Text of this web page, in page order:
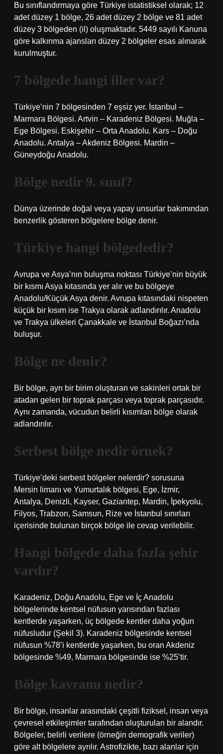
Bu sınıflandırmaya göre Türkiye istatistiksel olarak; 12
adet düzey 1 bölge, 26 adet düzey 2 bölge ve 81 adet
düzey 3 bölgeden (il) oluşmaktadır. 5449 sayılı Kanuna
göre kalkınma ajansları düzey 2 bölgeler esas alınarak
kurulmuştur.
7 bölgede hangi iller var?
Türkiye’nin 7 bölgesinden 7 eşsiz yer. İstanbul –
Marmara Bölgesi. Artvin – Karadeniz Bölgesi. Muğla –
Ege Bölgesi. Eskişehir – Orta Anadolu. Kars – Doğu
Anadolu. Antalya – Akdeniz Bölgesi. Mardin –
Güneydoğu Anadolu.
Bölge nedir 9. sınıf?
Dünya üzerinde doğal veya yapay unsurlar bakımından
benzerlik gösteren bölgelere bölge denir.
Türkiye hangi bölgededir?
Avrupa ve Asya’nın buluşma noktası Türkiye’nin büyük
bir kısmı Asya kıtasında yer alır ve bu bölgeye
Anadolu/Küçük Asya denir. Avrupa kıtasındaki nispeten
küçük bir kısım ise Trakya olarak adlandırılır. Anadolu
ve Trakya ülkeleri Çanakkale ve İstanbul Boğazı’nda
buluşur.
Bölge ne denir?
Bir bölge, ayrı bir birim oluşturan ve sakinleri ortak bir
atadan gelen bir toprak parçası veya toprak parçasıdır.
Aynı zamanda, vücudun belirli kısımları bölge olarak
adlandırılır.
Serbest bölge nedir örnek?
Türkiye’deki serbest bölgeler nelerdir? sorusuna
Mersin limanı ve Yumurtalık bölgesi, Ege, İzmir,
Antalya, Denizli, Kayser, Gaziantep, Mardin, İpekyolu,
Filyos, Trabzon, Samsun, Rize ve İstanbul sınırları
içerisinde bulunan birçok bölge ile cevap verilebilir.
Hangi bölgede daha fazla şehir
vardır?
Karadeniz, Doğu Anadolu, Ege ve İç Anadolu
bölgelerinde kentsel nüfusun yarısından fazlası
kentlerde yaşarken, üç bölgede kentler daha yoğun
nüfusludur (Şekil 3). Karadeniz bölgesinde kentsel
nüfusun %78’i kentlerde yaşarken, bu oran Akdeniz
bölgesinde %49, Marmara bölgesinde ise %25’tir.
Bölge kavramı nedir?
Bir bölge, insanlar arasındaki çeşitli fiziksel, insan veya
çevresel etkileşimler tarafından oluşturulan bir alandır.
Bölgeler, belirli verilere (örneğin demografik veriler)
göre alt bölgelere ayrılır. Astrofizikte, bazı alanlar için